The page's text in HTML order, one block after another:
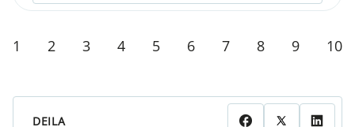
1 2 3 4 5 6 7 8 9 10
DEILA